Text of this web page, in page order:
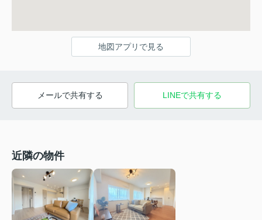
地図アプリで見る
メールで共有する LINEで共有する
近隣の物件